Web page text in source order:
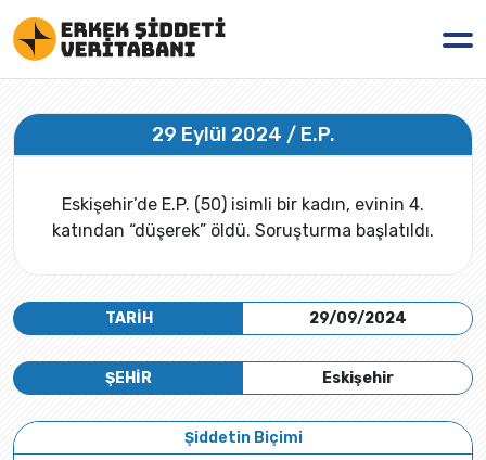
29 Eylül 2024 / E.P.
Eskişehir’de E.P. (50) isimli bir kadın, evinin 4.
katından “düşerek” öldü. Soruşturma başlatıldı.
TARİH 29/09/2024
Eskişehir
ŞEHİR
Şiddetin Biçimi